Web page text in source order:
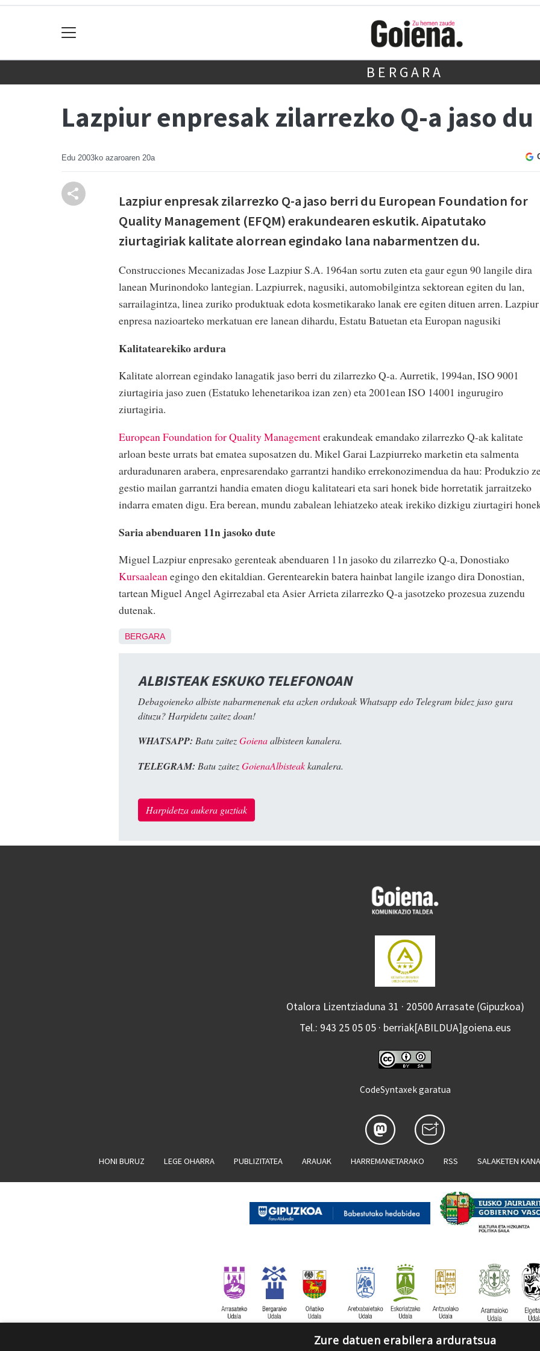
BERGARA
Lazpiur enpresak zilarrezko Q-a jaso du
Edu 2003ko azaroaren 20a
Lazpiur enpresak zilarrezko Q-a jaso berri du European Foundation for
Quality Management (EFQM) erakundearen eskutik. Aipatutako
ziurtagiriak kalitate alorrean egindako lana nabarmentzen du.
Construcciones Mecanizadas Jose Lazpiur S.A. 1964an sortu zuten eta gaur egun 90 langile dira
lanean Murinondoko lantegian. Lazpiurrek, nagusiki, automobilgintza sektorean egiten du lan,
sarrailagintza, linea zuriko produktuak edota kosmetikarako lanak ere egiten dituen arren. Lazpiur
enpresa nazioarteko merkatuan ere lanean dihardu, Estatu Batuetan eta Europan nagusiki
Kalitatearekiko ardura
Kalitate alorrean egindako lanagatik jaso berri du zilarrezko Q-a. Aurretik, 1994an, ISO 9001
ziurtagiria jaso zuen (Estatuko lehenetarikoa izan zen) eta 2001ean ISO 14001 ingurugiro
ziurtagiria.
European Foundation for Quality Managementerakundeak emandako zilarrezko Q-ak kalitate
arloan beste urrats bat ematea suposatzen du. Mikel Garai Lazpiurreko marketin eta salmenta
arduradunaren arabera, enpresarendako garrantzi handiko errekonozimendua da hau: Produkzio
gestio mailan garrantzi handia ematen diogu kalitateari eta sari honek bide horretatik jarraitzeko
indarra ematen digu. Era berean, mundu zabalean lehiatzeko ateak irekiko dizkigu ziurtagiri
Saria abenduaren 11n jasoko dute
Miguel Lazpiur enpresako gerenteak abenduaren 11n jasoko du zilarrezko Q-a, Donostiako
Kursaaleanegingo den ekitaldian. Gerentearekin batera hainbat langile izango dira Donostian,
tartean Miguel Angel Agirrezabal eta Asier Arrieta zilarrezko Q-a jasotzeko prozesua zuzendu
dutenak.
BERGARA
ALBISTEAK ESKUKO TELEFONOAN
Debagoieneko albiste nabarmenenak eta azken ordukoak Whatsapp edo Telegram bidez jaso gura
dituzu? Harpidetu zaitez doan!
WHATSAPP: Batu zaitezGoienaalbisteen kanalera.
TELEGRAM: Batu zaitezGoienaAlbisteakkanalera.
Harpidetza aukera guztiak
Otalora Lizentziaduna 31 · 20500 Arrasate (Gipuzkoa)
Tel.: 943 25 05 05 · berriak[ABILDUA]goiena.eus
CodeSyntaxek garatua
HONI BURUZ LEGE OHARRA PUBLIZITATEA ARAUAK HARREMANETARAKO RSS SALAKETEN
Zure datuen erabilera arduratsua